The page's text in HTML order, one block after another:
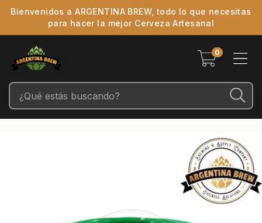
Bienvenidos a ARGENTINA BREW, todo lo que necesitas
para hacer la mejor Cerveza Artesanal
0